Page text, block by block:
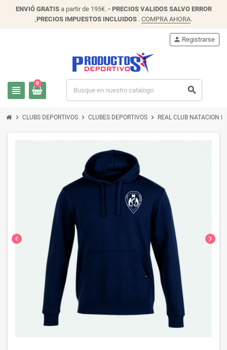
ENVIÓGRATISa partir de 195€. - PRECIOS VALIDOS SALVO ERROR
,PRECIOS IMPUESTOS INCLUIDOS . COMPRA AHORA.
view_headline
person Registrarse
0
search
chevron_right CLUBS DEPORTIVOS chevron_right CLUBES DEPORTIVOS chevron_right REAL CLUB NATACION
chevron_left chevron_right